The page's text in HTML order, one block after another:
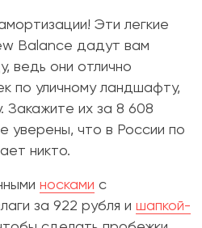
Эти легкие
Balance дадут вам
ведь они отлично
по уличному ландшафту,
Закажите их за 8 608
уверены, что в России по
никто.
носками с
за 922 рубля и шапкой-